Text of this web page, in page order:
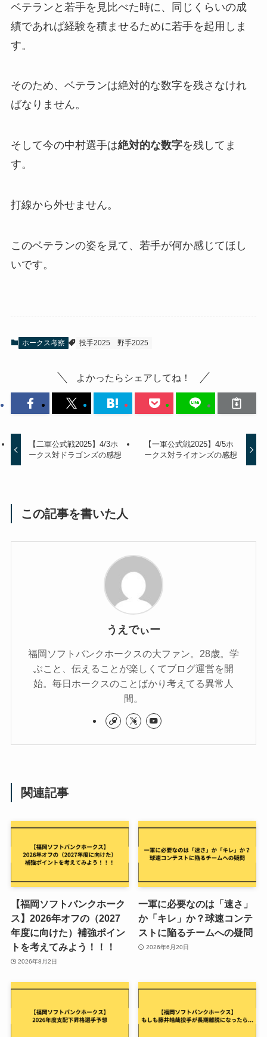
ベテランと若手を見比べた時に、同じくらいの成
績であれば経験を積ませるために若手を起用しま
す。
そのため、ベテランは絶対的な数字を残さなけれ
ばなりません。
そして今の中村選手は絶対的な数字を残してま
す。
打線から外せません。
このベテランの姿を見て、若手が何か感じてほし
いです。
ホークス考察 投手2025 野手2025
よかったらシェアしてね！
【二軍公式戦2025】4/3ホ
ークス対ドラゴンズの感想
【一軍公式戦2025】4/5ホ
ークス対ライオンズの感想
この記事を書いた人
うえでぃー
福岡ソフトバンクホークスの大ファン。28歳。学
ぶこと、伝えることが楽しくてブログ運営を開
始。毎日ホークスのことばかり考えてる異常人
間。
関連記事
【福岡ソフトバンクホーク
ス】2026年オフの（2027
年度に向けた）補強ポイン
トを考えてみよう！！！
2026年8月2日
一軍に必要なのは「速さ」
か「キレ」か？球速コンテ
ストに陥るチームへの疑問
2026年6月20日